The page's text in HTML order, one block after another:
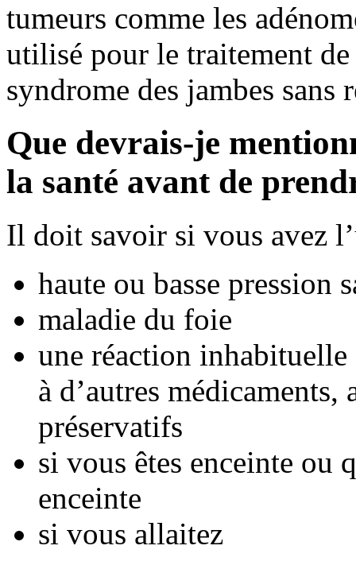
tumeurs comme les
utilisé pour le traitement
syndrome des jambes sans
Que devrais-je
la santé avant de
Il doit savoir si vous avez
haute ou basse pression
maladie du foie
une réaction
à d’autres
préservatifs
si vous êtes enceinte ou
enceinte
si vous allaitez